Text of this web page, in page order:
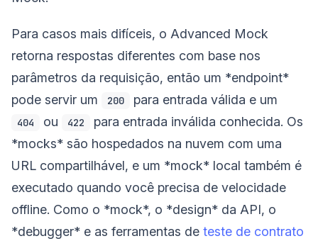
Para casos mais difíceis, o Advanced Mock
retorna respostas diferentes com base nos
parâmetros da requisição, então um *endpoint*
pode servir um
200 para entrada válida e um
404 ou 422
para entrada inválida conhecida. Os
*mocks* são hospedados na nuvem com uma
URL compartilhável, e um *mock* local também é
executado quando você precisa de velocidade
offline. Como o *mock*, o *design* da API, o
*debugger* e as ferramentas de teste de contrato